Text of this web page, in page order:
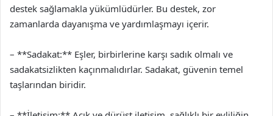
destek sağlamakla yükümlüdürler. Bu destek, zor
zamanlarda dayanışma ve yardımlaşmayı içerir.
– **Sadakat:** Eşler, birbirlerine karşı sadık olmalı ve
sadakatsizlikten kaçınmalıdırlar. Sadakat, güvenin temel
taşlarından biridir.